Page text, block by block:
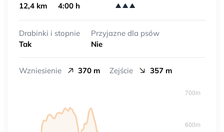
12,4 km
4:00 h
Drabinki i stopnie
Tak
Przyjazne dla psów
Nie
Wzniesienie 370 m Zejście 357 m